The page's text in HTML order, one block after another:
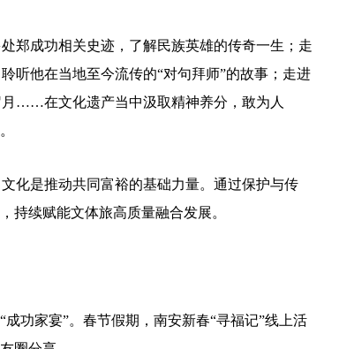
成功相关史迹，了解民族英雄的传奇一生；走
听他在当地至今流传的“对句拜师”的故事；走进
……在文化遗产当中汲取精神养分，敢为人
是推动共同富裕的基础力量。通过保护与传
持续赋能文体旅高质量融合发展。
功家宴”。春节假期，南安新春“寻福记”线上活